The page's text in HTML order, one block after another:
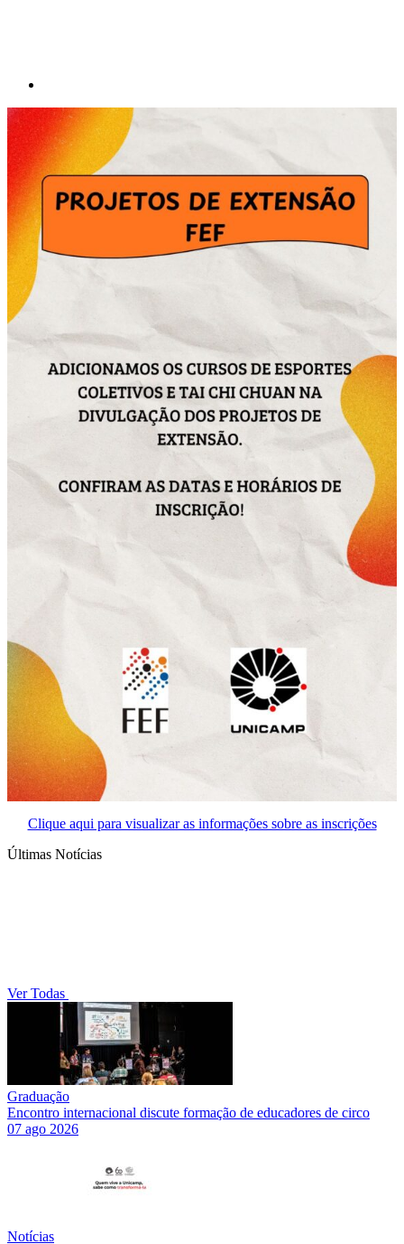
Clique aqui para visualizar as informações sobre as inscrições
Últimas Notícias
Ver Todas
Graduação
Encontro internacional discute formação de educadores de circo
07 ago 2026
Notícias